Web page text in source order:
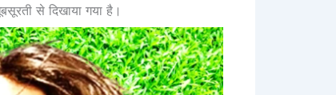
से दिखाया गया है।